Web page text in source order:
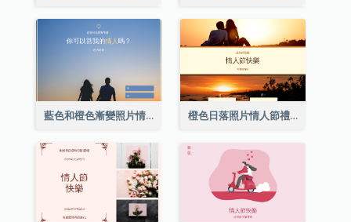
藍色和橙色漸變照片情人節禮品卡 橙色日落照片情人節禮品卡